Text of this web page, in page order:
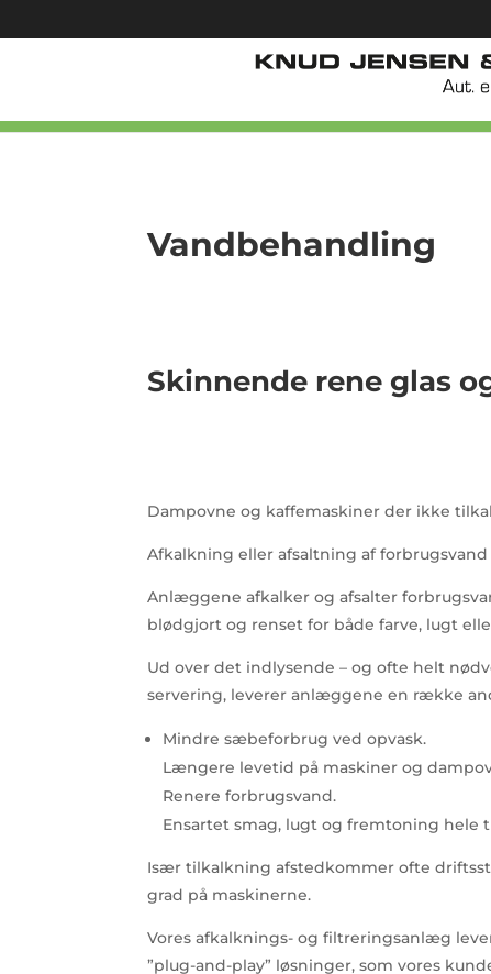
Vandbehandling
Skinnende rene glas
Dampovne og kaffemaskiner der ikke
Afkalkning eller afsaltning af
Anlæggene afkalker og afsalter
blødgjort og renset for både farve, lugt
Ud over det indlysende – og ofte helt
servering, leverer anlæggene en række
Mindre sæbeforbrug ved opvask.
Længere levetid på maskiner og
Renere forbrugsvand.
Ensartet smag, lugt og fremtoning hele
Især tilkalkning afstedkommer ofte
grad på maskinerne.
Vores afkalknings- og filtreringsanlæg
”plug-and-play” løsninger, som vores